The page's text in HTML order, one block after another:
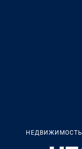
НЕДВИЖИМОСТЬ